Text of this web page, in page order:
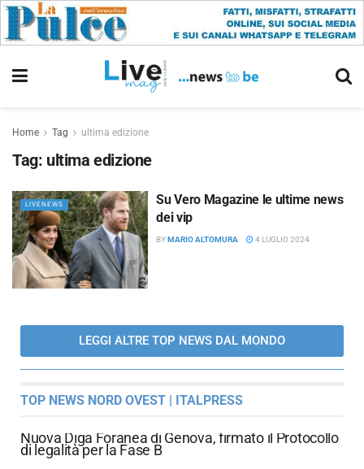
Home Tag ultima edizione
Tag: ultima edizione
LIVENEWS
Su Vero Magazine le ultime news
dei vip
BYMARIO ALTOMURA 4 LUGLIO 2024
LEGGI ALTRE TOP NEWS DAL MONDO
TOP NEWS NORD OVEST | ITALPRESS
Nuova Diga Foranea di Genova, firmato il Protocollo
di legalità per la Fase B